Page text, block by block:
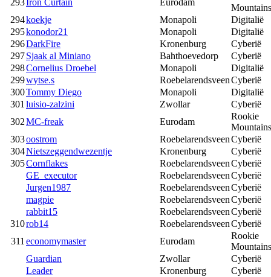
293Iron Curtain Eurodam
Mountains
294koekje Monapoli
Digitalië
295konodor21 Monapoli
Digitalië
296DarkFire Kronenburg
Cyberië
297Sjaak al Miniano Bahthoevedorp
Cyberië
298Cornelius Droebel Monapoli
Digitalië
299wytse.s RoebelarendsveenCyberië
300Tommy Diego Monapoli
Digitalië
301luisio-zalzini Zwollar
Cyberië
302MC-freak Eurodam
Rookie
Mountains
303oostrom RoebelarendsveenCyberië
304Nietszeggendwezentje Kronenburg
Cyberië
305Cornflakes RoebelarendsveenCyberië
GE_executor
RoebelarendsveenCyberië
Jurgen1987
RoebelarendsveenCyberië
magpie
RoebelarendsveenCyberië
rabbit15
RoebelarendsveenCyberië
310rob14 RoebelarendsveenCyberië
311economymaster Eurodam
Rookie
Mountains
Guardian
Zwollar
Cyberië
Leader
Kronenburg
Cyberië